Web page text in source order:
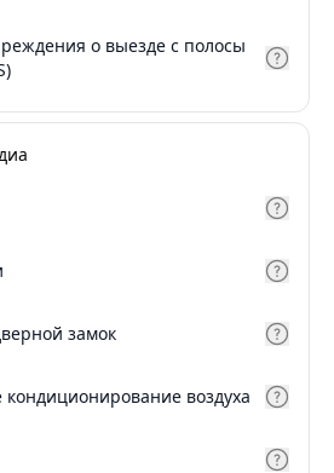
о выезде с полосы
замок
кондиционирование воздуха